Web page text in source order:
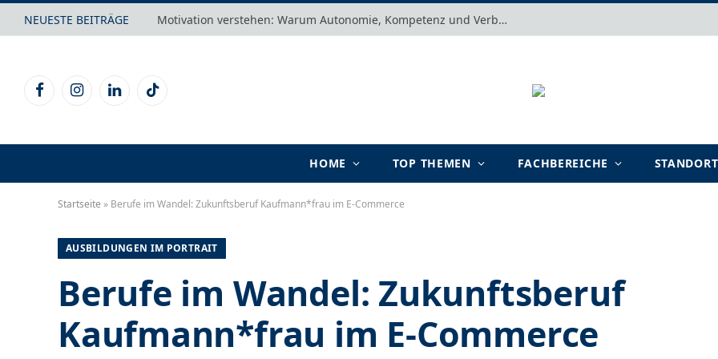
NEUESTE BEITRÄGE Motivation verstehen: Warum Autonomie, Kompetenz und Verbundenheit im Arbeits- und Lernalltag entscheidend sind
FacebookInstagramLinkedInTikTok
HOME TOP THEMEN FACHBEREICHE
Startseite » Berufe im Wandel: Zukunftsberuf Kaufmann*frau im E-Commerce
AUSBILDUNGEN IM PORTRAIT
Berufe im Wandel: Zukunftsberuf
Kaufmann*frau im E-Commerce